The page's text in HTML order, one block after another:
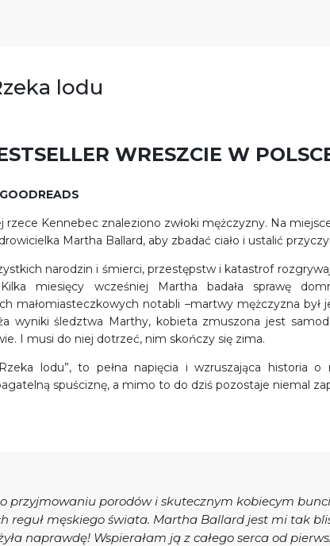
lodu
WRESZCIE W
rzece Kennebec znaleziono zwłoki mężczyzny. Na
Martha Ballard, aby zbadać ciało i ustalić
narodzin i śmierci, przestępstw i katastrof
miesięcy wcześniej Martha badała sprawę
małomiasteczkowych notabli –martwy mężczyzna był
wyniki śledztwa Marthy, kobieta zmuszona jest
I musi do niej dotrzeć, nim skończy się zima.
lodu”, to pełna napięcia i wzruszająca historia o
spuściznę, a mimo to do dziś pozostaje niemal
przyjmowaniu porodów i skutecznym kobiecym
reguł męskiego świata. Martha Ballard jest mi tak
naprawdę! Wspierałam ją z całego serca od